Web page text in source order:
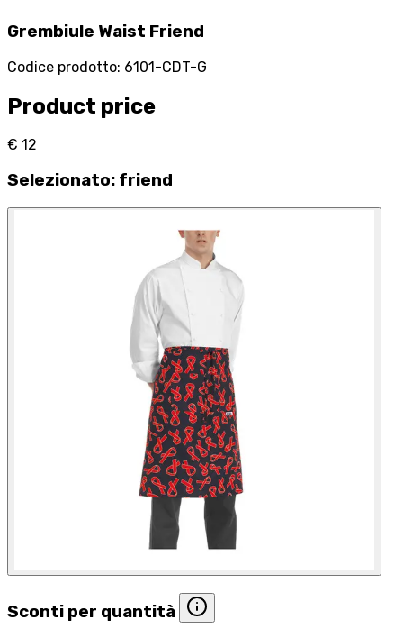
Grembiule Waist Friend
Codice prodotto: 6101-CDT-G
Product price
€ 12
Selezionato: friend
Sconti per quantità